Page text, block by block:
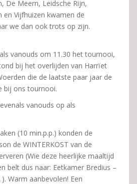
De Meern, Leidsche Rijn,
en Vijfhuizen kwamen de
we dan ook trots op zijn.
vanouds om 11.30 het tournooi,
bij het overlijden van Harrïet
die de laatste paar jaar de
bij ons tournooi.
vanouds op als
(10 min.p.p.) konden de
de WINTERKOST van de
(Wie deze heerlijke maaltijd
belt dus naar: Eetkamer Bredius –
Warm aanbevolen! Een